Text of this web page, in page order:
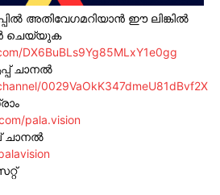
അതിവേഗമറിയാൻ ഈ ലിങ്കിൽ
ചെയ്യുക
DX6BuBLs9Yg85MLxY1e0gg
ചാനൽ
0029VaOkK347dmeU81dBvf2X
pala.vision
ചാനൽ